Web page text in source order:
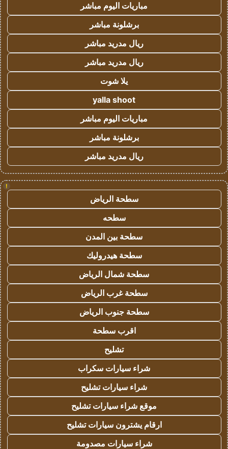
مباريات اليوم مباشر
برشلونة مباشر
ريال مدريد مباشر
ريال مدريد مباشر
يلا شوت
yalla shoot
مباريات اليوم مباشر
برشلونة مباشر
ريال مدريد مباشر
!
سطحة الرياض
سطحه
سطحة بين المدن
سطحة هيدروليك
سطحة شمال الرياض
سطحة غرب الرياض
سطحة جنوب الرياض
اقرب سطحة
تشليح
شراء سيارات سكراب
شراء سيارات تشليح
موقع شراء سيارات تشليح
ارقام يشترون سيارات تشليح
شراء سيارات مصدومة